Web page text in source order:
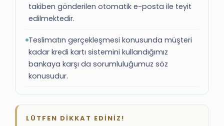
takiben gönderilen otomatik e-posta ile teyit
edilmektedir.
Teslimatın gerçekleşmesi konusunda müşteri
kadar kredi kartı sistemini kullandığımız
bankaya karşı da sorumluluğumuz söz
konusudur.
LÜTFEN DİKKAT EDİNİZ!